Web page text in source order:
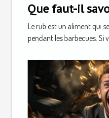
Que faut-il
Le rub est un aliment qui
pendant les barbecues. Si